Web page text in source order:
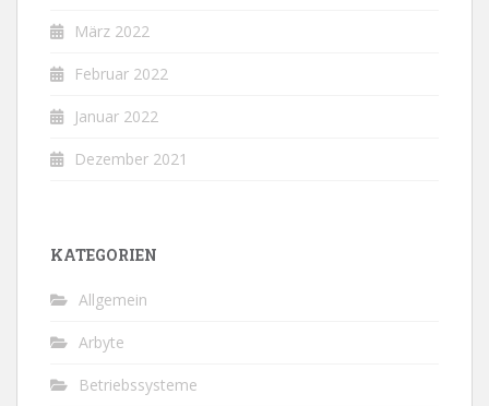
März 2022
Februar 2022
Januar 2022
Dezember 2021
KATEGORIEN
Allgemein
Arbyte
Betriebssysteme